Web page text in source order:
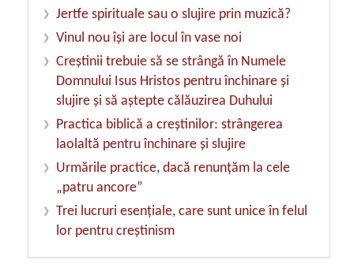
Jertfe spirituale sau o slujire prin muzică?
Vinul nou îşi are locul în vase noi
Creştinii trebuie să se strângă în Numele
Domnului Isus Hristos pentru închinare şi
slujire şi să aştepte călăuzirea Duhului
Practica biblică a creştinilor: strângerea
laolaltă pentru închinare şi slujire
Urmările practice, dacă renunţăm la cele
„patru ancore”
Trei lucruri esenţiale, care sunt unice în felul
lor pentru creştinism